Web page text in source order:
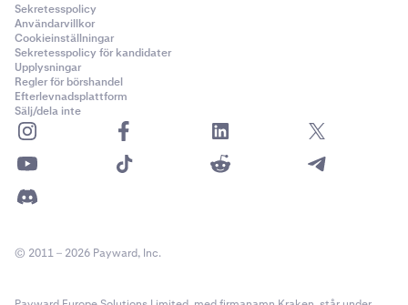
Sekretesspolicy
Användarvillkor
Cookieinställningar
Sekretesspolicy för kandidater
Upplysningar
Regler för börshandel
Efterlevnadsplattform
Sälj/dela inte
© 2011 – 2026 Payward, Inc.